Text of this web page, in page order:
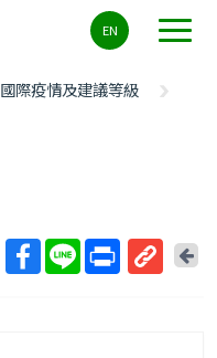
EN
國際疫情及建議等級
回